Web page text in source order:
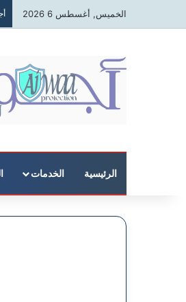
الخميس, أغسطس 6 2026
الرئيسية الخدمات